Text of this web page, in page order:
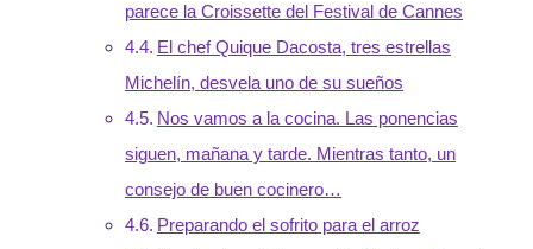
parece la Croissette del Festival de Cannes
El chef Quique Dacosta, tres estrellas
Michelín, desvela uno de su sueños
Nos vamos a la cocina. Las ponencias
siguen, mañana y tarde. Mientras tanto, un
consejo de buen cocinero…
Preparando el sofrito para el arroz